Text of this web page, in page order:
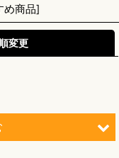
め商品]
変更